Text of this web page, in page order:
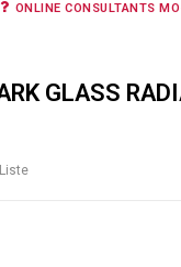
ONLINE CONSULTANTS
GLASS
Liste